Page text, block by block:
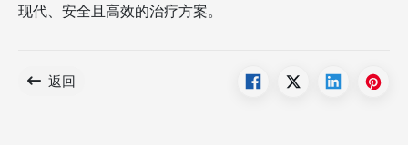
现代、安全且高效的治疗方案。
返回